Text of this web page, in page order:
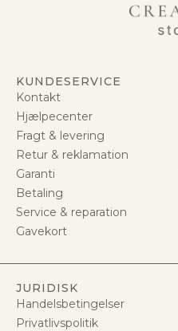
KUNDESERVICE
Kontakt
Hjælpecenter
Fragt & levering
Retur & reklamation
Garanti
Betaling
Service & reparation
Gavekort
JURIDISK
Handelsbetingelser
Privatlivspolitik